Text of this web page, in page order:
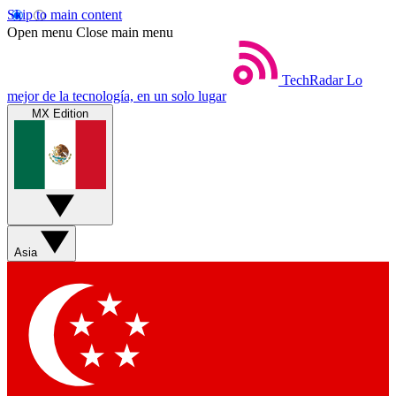
Skip to main content
Open menu Close main menu
TechRadar Lo
mejor de la tecnología, en un solo lugar
MX Edition
Asia